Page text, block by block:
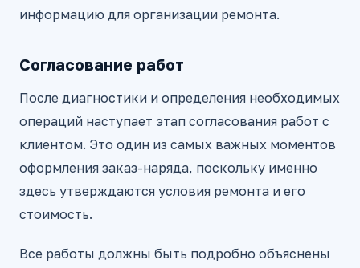
информацию для организации ремонта.
Согласование работ
После диагностики и определения необходимых
операций наступает этап согласования работ с
клиентом. Это один из самых важных моментов
оформления заказ-наряда, поскольку именно
здесь утверждаются условия ремонта и его
стоимость.
Все работы должны быть подробно объяснены